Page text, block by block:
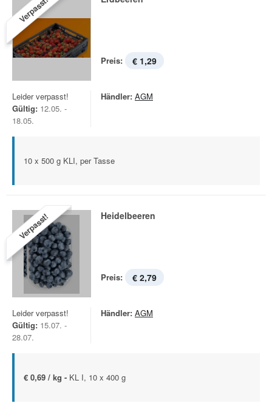
Verpasst!
Preis: € 1,29
Leider verpasst!
Gültig: 12.05. -
18.05.
Händler: AGM
10 x 500 g KLI, per Tasse
Verpasst! Heidelbeeren
Preis: € 2,79
Leider verpasst!
Gültig: 15.07. -
28.07.
Händler: AGM
€ 0,69 / kg - KL I, 10 x 400 g